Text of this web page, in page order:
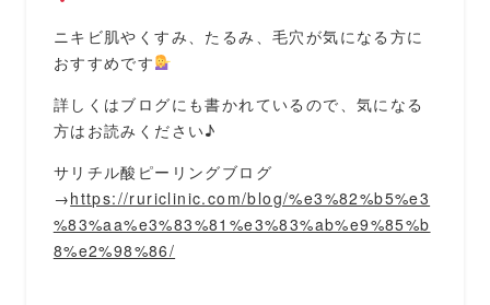
ニキビ肌やくすみ、たるみ、毛穴が気になる方に
おすすめです
詳しくはブログにも書かれているので、気になる
方はお読みください♪
サリチル酸ピーリングブログ
→https://ruriclinic.com/blog/%e3%82%b5%e3
%83%aa%e3%83%81%e3%83%ab%e9%85%b
8%e2%98%86/